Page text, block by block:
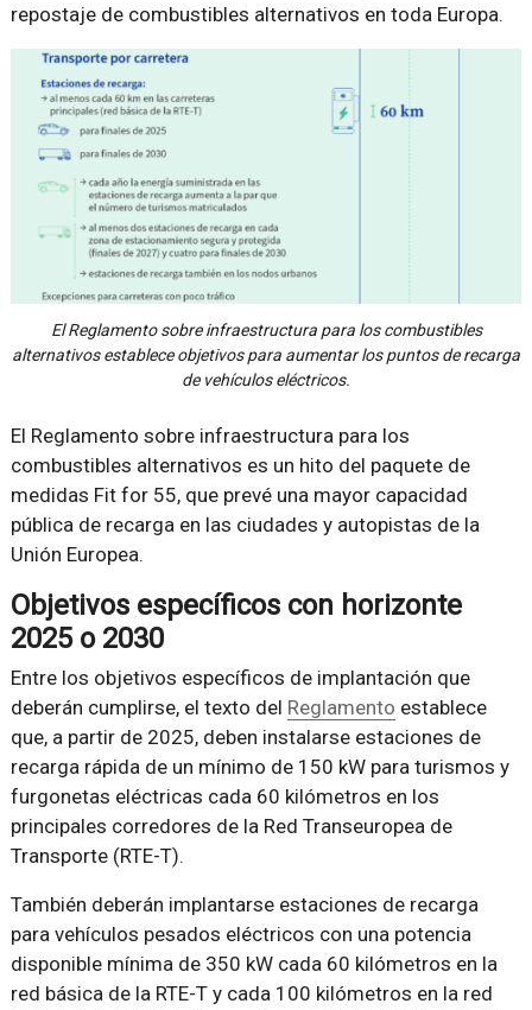
repostaje de combustibles alternativos en toda Europa.
El Reglamento sobre infraestructura para los combustibles
alternativos establece objetivos para aumentar los puntos de recarga
de vehículos eléctricos.
El Reglamento sobre infraestructura para los
combustibles alternativos es un hito del paquete de
medidas Fit for 55, que prevé una mayor capacidad
pública de recarga en las ciudades y autopistas de la
Unión Europea.
Objetivos específicos con horizonte
2025 o 2030
Entre los objetivos específicos de implantación que
deberán cumplirse, el texto del Reglamento establece
que, a partir de 2025, deben instalarse estaciones de
recarga rápida de un mínimo de 150 kW para turismos y
furgonetas eléctricas cada 60 kilómetros en los
principales corredores de la Red Transeuropea de
Transporte (RTE-T).
También deberán implantarse estaciones de recarga
para vehículos pesados eléctricos con una potencia
disponible mínima de 350 kW cada 60 kilómetros en la
red básica de la RTE-T y cada 100 kilómetros en la red